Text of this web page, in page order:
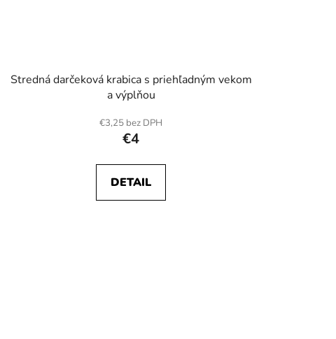
Stredná darčeková krabica s priehľadným vekom
a výplňou
€3,25 bez DPH
€4
DETAIL